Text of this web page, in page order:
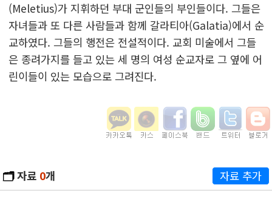
(Meletius)가 지휘하던 부대 군인들의 부인들이다. 그들은
자녀들과 또 다른 사람들과 함께 갈라티아(Galatia)에서 순
교하였다. 그들의 행전은 전설적이다. 교회 미술에서 그들
은 종려가지를 들고 있는 세 명의 여성 순교자로 그 옆에 어
린이들이 있는 모습으로 그려진다.
🗂️자료 0개 자료 추가